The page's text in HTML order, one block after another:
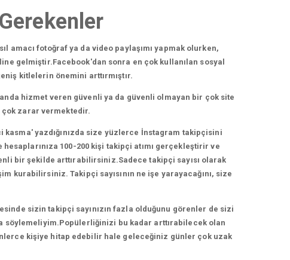
amacı fotoğraf ya da video paylaşımı yapmak olurken,
gelmiştir.Facebook'dan sonra en çok kullanılan sosyal
kitlelerin önemini arttırmıştır.
hizmet veren güvenli ya da güvenli olmayan bir çok site
çok zarar vermektedir.
yazdığınızda size yüzlerce İnstagram takipçisini
100-200 kişi takipçi atımı gerçekleştirir ve
bir şekilde arttırabilirsiniz.Sadece takipçi sayısı olarak
kurabilirsiniz. Takipçi sayısının ne işe yarayacağını, size
sizin takipçi sayınızın fazla olduğunu görenler de sizi
söylemeliyim.Popülerliğinizi bu kadar arttırabilecek olan
kişiye hitap edebilir hale geleceğiniz günler çok uzak